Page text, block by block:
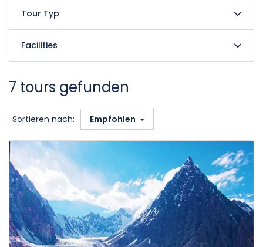
Tour Typ
Facilities
7 tours gefunden
Sortieren nach: Empfohlen